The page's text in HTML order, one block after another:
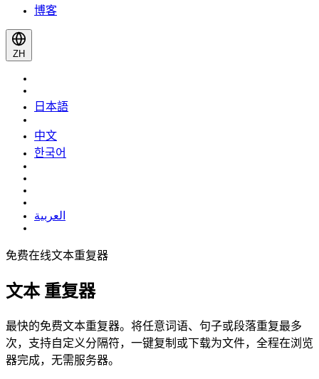
博客
ZH
日本語
中文
한국어
العربية
免费在线文本重复器
文本重复器
最快的免费文本重复器。将任意词语、句子或段落重复最多10000
次，支持自定义分隔符，一键复制或下载为 .txt 文件，全程在浏览
器完成，无需服务器。